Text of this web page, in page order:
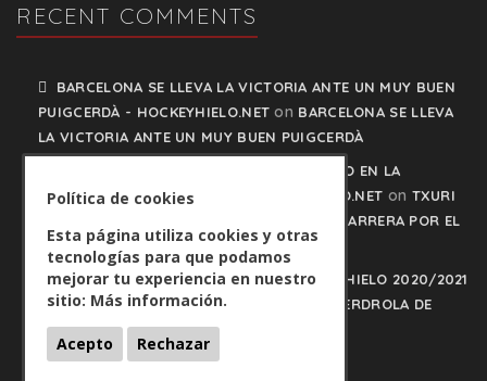
RECENT COMMENTS
BARCELONA SE LLEVA LA VICTORIA ANTE UN MUY BUEN
PUIGCERDÀ - HOCKEYHIELO.NET on BARCELONA SE LLEVA
LA VICTORIA ANTE UN MUY BUEN PUIGCERDÀ
TXURI URDIN Y JACA NO PISAN EL FRENO EN LA
CARRERA POR EL LIDERATO - HOCKEYHIELO.NET on TXURI
URDIN Y JACA NO PISAN EL FRENO EN LA CARRERA POR EL
LIDERATO
PLAY OFFS LIGA IBERDROLA DE HOCKEY HIELO 2020/2021
- HOCKEYHIELO.NETonPLAY OFFS LIGA IBERDROLA DE
HOCKEY HIELO 2020/2021
Política de cookies
Esta página utiliza cookies y otras
tecnologías para que podamos
mejorar tu experiencia en nuestro
sitio: Más información.
Acepto Rechazar